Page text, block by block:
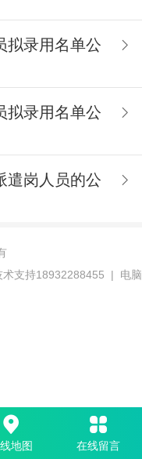
拟录用名单公
拟录用名单公
遣岗人员的公
支持18932288455 |
电脑
地图 在线留言